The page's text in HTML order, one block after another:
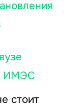
ИМЭС
стоит